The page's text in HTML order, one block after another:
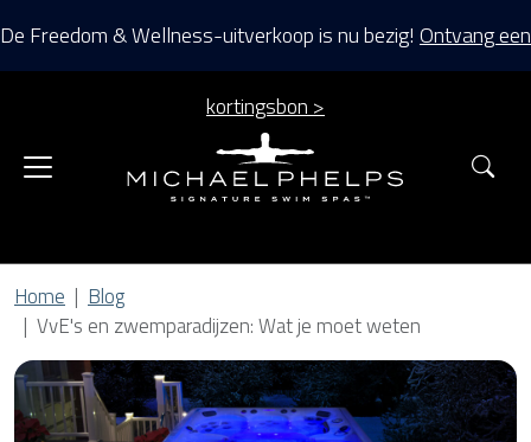
De Freedom & Wellness-uitverkoop is nu bezig! Ontvang een
kortingsbon >
Home
Blog
VvE's en zwemparadijzen: Wat je moet weten